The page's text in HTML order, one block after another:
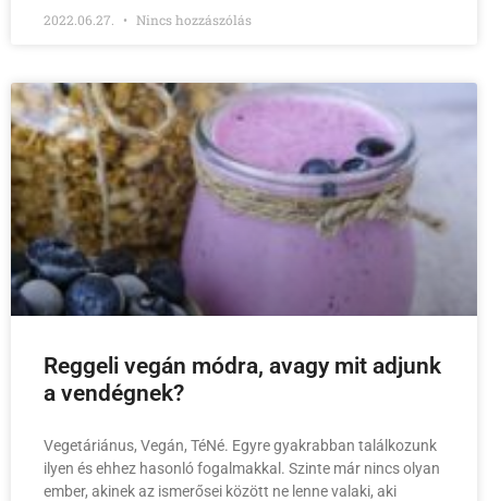
2022.06.27. Nincs hozzászólás
Reggeli vegán módra, avagy mit adjunk
a vendégnek?
Vegetáriánus, Vegán, TéNé. Egyre gyakrabban találkozunk
ilyen és ehhez hasonló fogalmakkal. Szinte már nincs olyan
ember, akinek az ismerősei között ne lenne valaki, aki